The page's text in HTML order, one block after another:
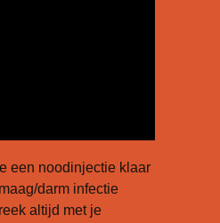
een noodinjectie klaar
darm infectie
altijd met je